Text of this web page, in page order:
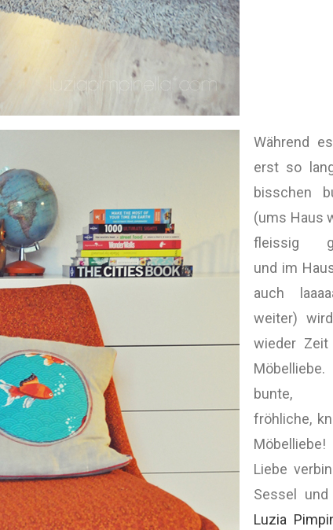
Während
erst so
bisschen
(ums Haus
fleissig
und im
auch
weiter)
wieder
bunte,
fröhliche,
Liebe
Sessel
Luzia